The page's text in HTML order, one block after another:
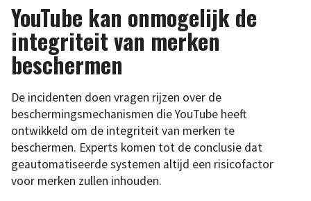
YouTube kan onmogelijk de
integriteit van merken
beschermen
De incidenten doen vragen rijzen over de
beschermingsmechanismen die YouTube heeft
ontwikkeld om de integriteit van merken te
beschermen. Experts komen tot de conclusie dat
geautomatiseerde systemen altijd een risicofactor
voor merken zullen inhouden.